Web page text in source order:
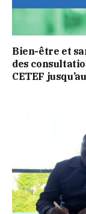
Bien-être et
des
CETEF